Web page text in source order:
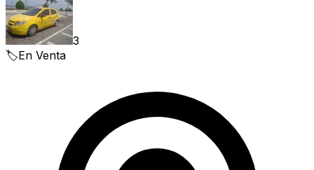
3
🏷️En Venta